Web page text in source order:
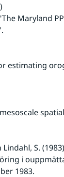
Maryland
estimating
S. (1983)
i
1983.